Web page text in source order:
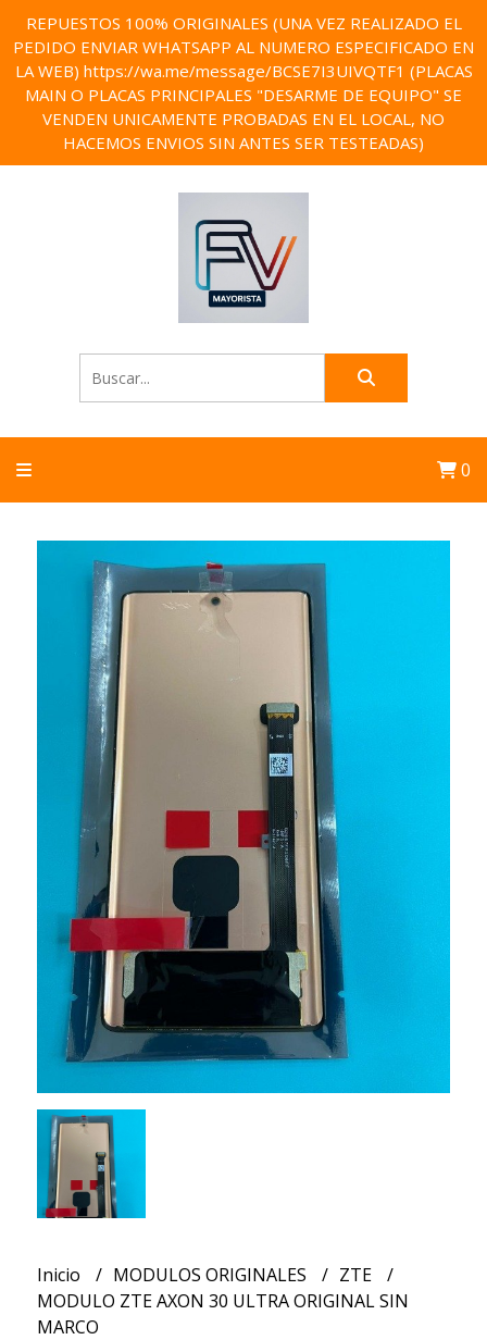
REPUESTOS 100% ORIGINALES (UNA VEZ REALIZADO EL
PEDIDO ENVIAR WHATSAPP AL NUMERO ESPECIFICADO EN
LA WEB) https://wa.me/message/BCSE7I3UIVQTF1 (PLACAS
MAIN O PLACAS PRINCIPALES "DESARME DE EQUIPO" SE
VENDEN UNICAMENTE PROBADAS EN EL LOCAL, NO
HACEMOS ENVIOS SIN ANTES SER TESTEADAS)
0
Inicio MODULOS ORIGINALES
ZTE
MODULO ZTE AXON 30 ULTRA ORIGINAL SIN
MARCO